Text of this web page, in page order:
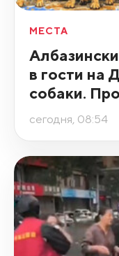
МЕСТА
в гости на
собаки.
сегодня, 08:54